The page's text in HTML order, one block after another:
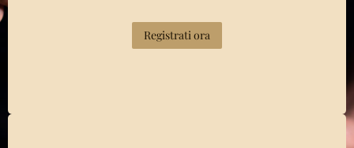
Registrati ora